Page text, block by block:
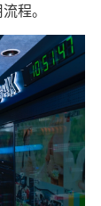
程。